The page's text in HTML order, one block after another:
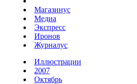
Магазинус
Медиа
Экспресс
Иронов
Журналус
Иллюстрации
2007
Октябрь